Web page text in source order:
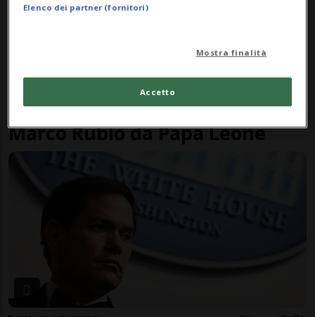
CITTÀ DEL VATICANO 3 mesi
Marco Rubio da Papa Leone
Elenco dei partner (fornitori)
Mostra finalità
Accetto